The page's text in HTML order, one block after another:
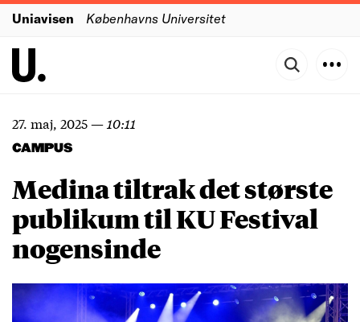
Uniavisen Københavns Universitet
27. maj, 2025— 10:11
CAMPUS
Medina tiltrak det største
publikum til KU Festival
nogensinde